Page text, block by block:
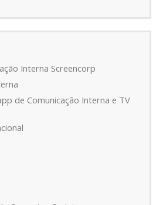
Interna Screencorp
de Comunicação Interna e TV